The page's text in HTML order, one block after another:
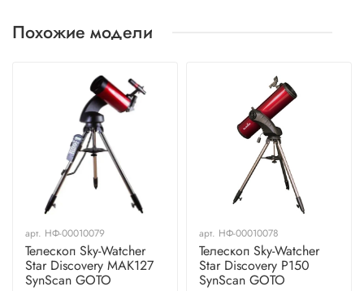
Похожие модели
арт. НФ-00010079
Телескоп Sky-Watcher
Star Discovery MAK127
SynScan GOTO
арт. НФ-00010078
Телескоп Sky-Watcher
Star Discovery P150
SynScan GOTO